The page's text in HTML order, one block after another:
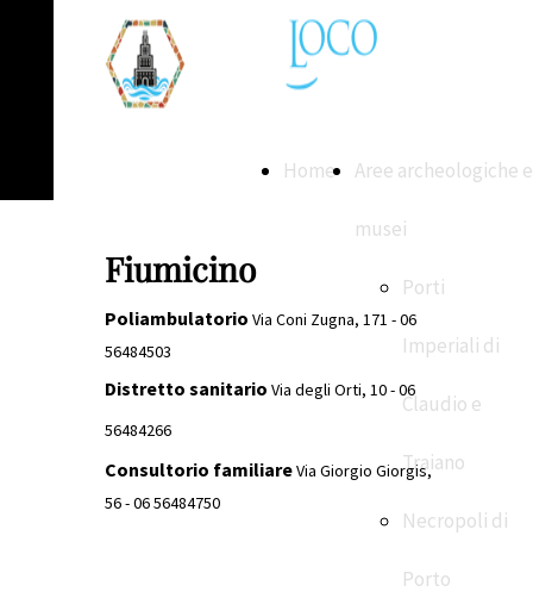
Home Aree archeologiche e
musei
Porti
Imperiali di
Claudio e
Traiano
Necropoli di
Porto
Fiumicino
Poliambulatorio Via Coni Zugna, 171 - 06
56484503
Distretto sanitario Via degli Orti, 10 - 06
56484266
Consultorio familiareVia Giorgio Giorgis,
56 - 06 56484750